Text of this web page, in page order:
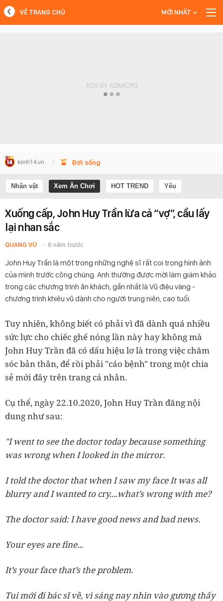
VỀ TRANG CHỦ MỚI NHẤT
Đời sống
Nhân vật Xem Ăn Chơi HOT TREND Yêu
Xuống cấp, John Huy Trần lừa cả “vợ”, cầu lấy
lại nhan sắc
QUANG VŨ 6 năm trước
John Huy Trần là một trong những nghệ sĩ rất coi trọng hình ảnh
của mình trước công chúng. Anh thường được mời làm giám khảo
trong các chương trình ăn khách, gần nhất là Vũ điệu vàng -
chương trình khiêu vũ dành cho người trung niên, cao tuổi.
Tuy nhiên, không biết có phải vì đã dành quá nhiều
sức lực cho chiếc ghế nóng lần này hay không mà
John Huy Trần đã có dấu hiệu lơ là trong việc chăm
sóc bản thân, để rồi phải "cáo bệnh" trong một chia
sẻ mới đây trên trang cá nhân.
Cụ thể, ngày 22.10.2020, John Huy Trần đăng nội
dung như sau:
"I went to see the doctor today because something
was wrong when I looked in the mirror.
I told the doctor that when I saw my face It was all
blurry and I wanted to cry....what’s wrong with me?
The doctor said: I have good news and bad news.
Your eyes are fine...
It’s your face that’s the problem.
Tui mới đi bác sĩ về, vì sáng nay nhìn vào gương thấy